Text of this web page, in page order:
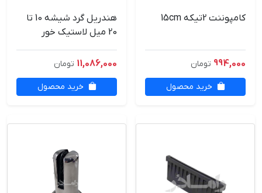
کامپوننت 2تیکه 15cm
994,000 تومان
خرید محصول
هندریل گرد شیشه 10 تا
20 میل لاستیک خور
11,086,000 تومان
خرید محصول